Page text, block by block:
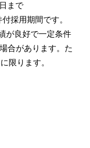
まで
採用期間です。
が良好で一定条件
合があります。た
限ります。